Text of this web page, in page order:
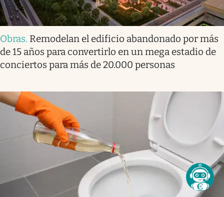
Obras. Remodelan el edificio abandonado por más
de 15 años para convertirlo en un mega estadio de
conciertos para más de 20.000 personas